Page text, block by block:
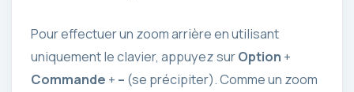
Pour effectuer un zoom arrière en utilisant
uniquement le clavier, appuyez surOption +
Commande + – (se précipiter). Comme un zoom